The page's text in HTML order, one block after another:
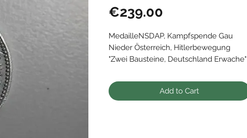
€239.00
MedailleNSDAP, Kampfspende Gau
Nieder Österreich, Hitlerbewegung
"Zwei Bausteine, Deutschland Erwache"
• 30 mm, Alu
Add to Cart